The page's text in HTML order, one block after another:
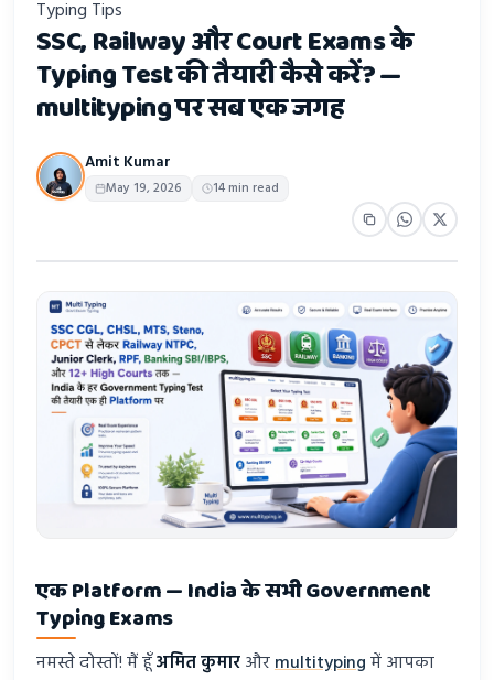
Typing Tips
SSC, Railway और Court Exams के
Typing Test की तैयारी कैसे करें? —
multityping पर सब एक जगह
Amit Kumar
May 19, 2026 14 min read
एक Platform — India के सभी Government
Typing Exams
नमस्ते दोस्तों! मैं हूँअमित कुमारऔरmultitypingमें आपका